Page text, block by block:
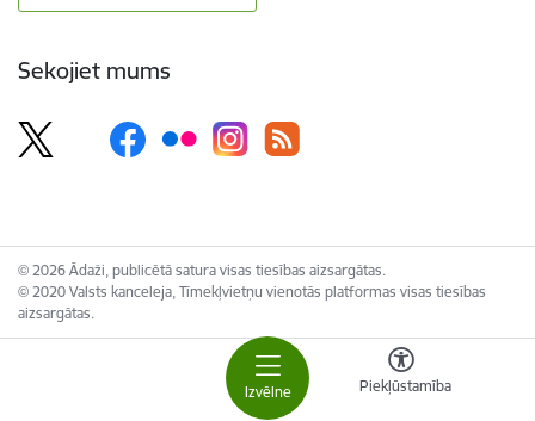
Izvēlne Piekļūstamība
Sekojiet mums
© 2026 Ādaži, publicētā satura visas tiesības aizsargātas.
© 2020 Valsts kanceleja, Tīmekļvietņu vienotās platformas visas tiesības
aizsargātas.